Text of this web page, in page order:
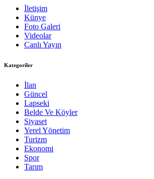
İletişim
Künye
Foto Galeri
Videolar
Canlı Yayın
Kategoriler
İlan
Güncel
Lapseki
Belde Ve Köyler
Siyaset
Yerel Yönetim
Turizm
Ekonomi
Spor
Tarım